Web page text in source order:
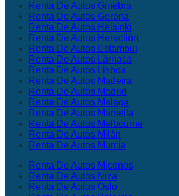
Renta De Autos Ginebra
Renta De Autos Gerona
Renta De Autos Helsinki
Renta De Autos Heraclión
Renta De Autos Estambul
Renta De Autos Lárnaca
Renta De Autos Lisboa
Renta De Autos Madeira
Renta De Autos Madrid
Renta De Autos Malaga
Renta De Autos Marsella
Renta De Autos Melbourne
Renta De Autos Milán
Renta De Autos Murcia
Renta De Autos Miconos
Renta De Autos Niza
Renta De Autos Oslo